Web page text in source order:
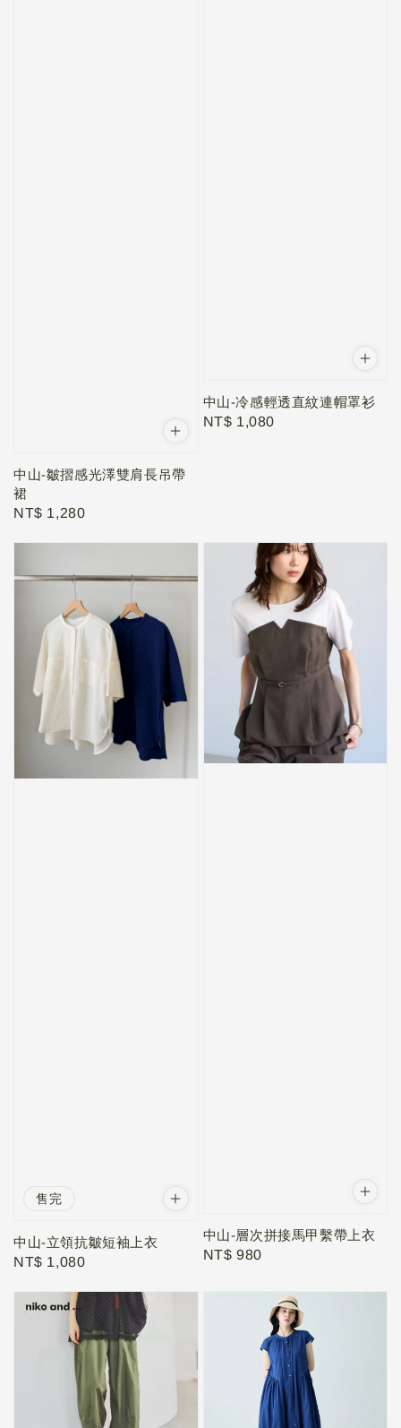
中山-皺摺感光澤雙肩長吊帶
裙
Regular
NT$ 1,280
中山-冷感輕透直紋連帽罩衫
Regular
NT$ 1,080
售完
中山-立領抗皺短袖上衣
Regular
NT$ 1,080
中山-層次拼接馬甲繫帶上衣
Regular
NT$ 980